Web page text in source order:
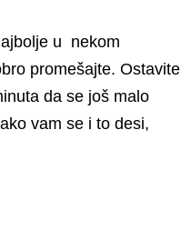
u nekom
promešajte. Ostavite
da se još malo
vam se i to desi,